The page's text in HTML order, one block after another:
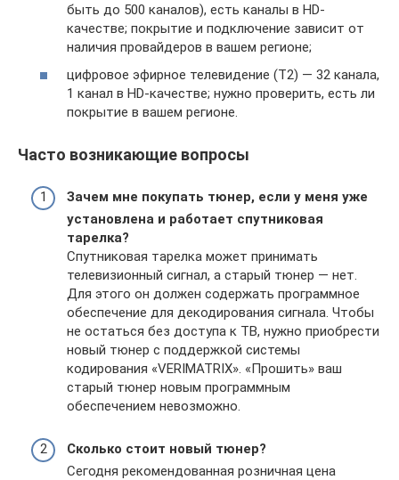
быть до 500 каналов), есть каналы в HD-
качестве; покрытие и подключение зависит от
наличия провайдеров в вашем регионе;
цифровое эфирное телевидение (Т2) — 32 канала,
1 канал в HD-качестве; нужно проверить, есть ли
покрытие в вашем регионе.
Часто возникающие вопросы
Зачем мне покупать тюнер, если у меня уже
установлена и работает спутниковая
тарелка?
Спутниковая тарелка может принимать
телевизионный сигнал, а старый тюнер — нет.
Для этого он должен содержать программное
обеспечение для декодирования сигнала. Чтобы
не остаться без доступа к ТВ, нужно приобрести
новый тюнер с поддержкой системы
кодирования «VERIMATRIX». «Прошить» ваш
старый тюнер новым программным
обеспечением невозможно.
Сколько стоит новый тюнер?
Сегодня рекомендованная розничная цена